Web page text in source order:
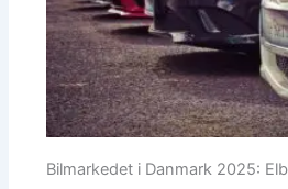
Bilmarkedet i Danmark 2025: